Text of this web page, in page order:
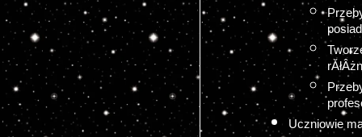
Uczniowie